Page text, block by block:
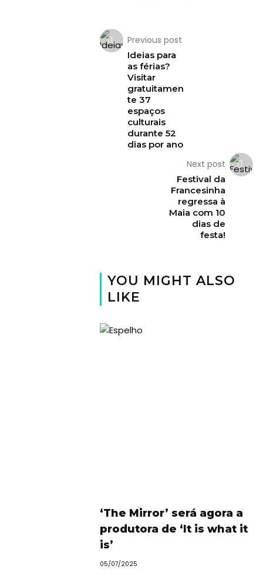
Previous post
Ideias para
as férias?
Visitar
gratuitamen
te 37
espaços
culturais
durante 52
dias por ano
Next post
Festival da
Francesinha
regressa à
Maia com 10
dias de
festa!
YOU MIGHT ALSO
LIKE
‘The Mirror’ será agora a
produtora de ‘It is what it
is’
05/07/2025